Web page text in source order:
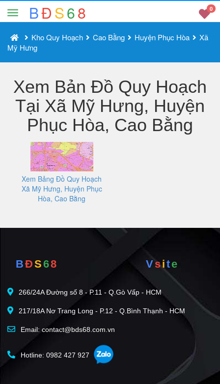
BĐS68 0
Kho Quy Hoạch Cao Bằng Huyện Phục Hòa
Xã
Mỹ Hưng
Xem Bản Đồ Quy Hoạch
Tại Xã Mỹ Hưng, Huyện
Phục Hòa, Cao Bằng
Xem Bảng Đồ Quy Hoạch
Xã Mỹ Hưng, Huyện Phục
Hòa, Cao Bằng
BĐS68 Vsite
266/24A Đường số 8 - P.11 - Q.Gò Vấp - HCM
217/18A Nơ Trang Long - P.12 - Q.Bình Thạnh - HCM
Email: contact@bds68.com.vn
Hotline: 0982 427 927